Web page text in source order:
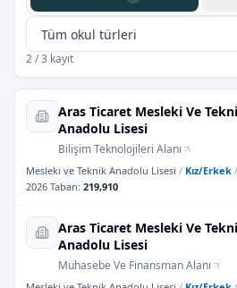
2 / 3 kayıt
Aras Ticaret Mesleki Ve
Anadolu Lisesi
Bilişim Teknolojileri Alanı
Mesleki ve Teknik Anadolu Lisesi / Kız/Erkek /
2026 Taban: 219,910
Aras Ticaret Mesleki Ve
Anadolu Lisesi
Muhasebe Ve Finansman Alanı